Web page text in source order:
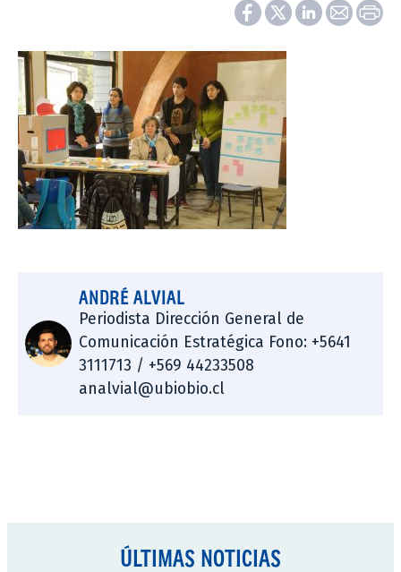
ANDRÉ ALVIAL
Periodista Dirección General de
Comunicación Estratégica Fono: +5641
3111713 / +569 44233508
analvial@ubiobio.cl
ÚLTIMAS NOTICIAS